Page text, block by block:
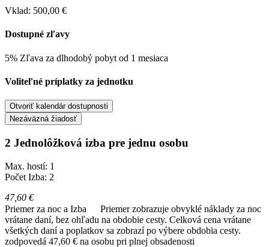
Vklad: 500,00 €
Dostupné zľavy
5% Zľava za dlhodobý pobyt od 1 mesiaca
Voliteľné príplatky za jednotku
Otvoriť kalendár dostupnosti
Nezáväzná žiadosť
2 Jednolôžková izba pre jednu osobu
Max. hostí: 1
Počet Izba: 2
47,60 €
Priemer za noc a Izba
Priemer zobrazuje obvyklé náklady za noc
vrátane daní, bez ohľadu na obdobie cesty. Celková cena vrátane
všetkých daní a poplatkov sa zobrazí po výbere obdobia cesty.
zodpovedá 47,60 € na osobu pri plnej obsadenosti